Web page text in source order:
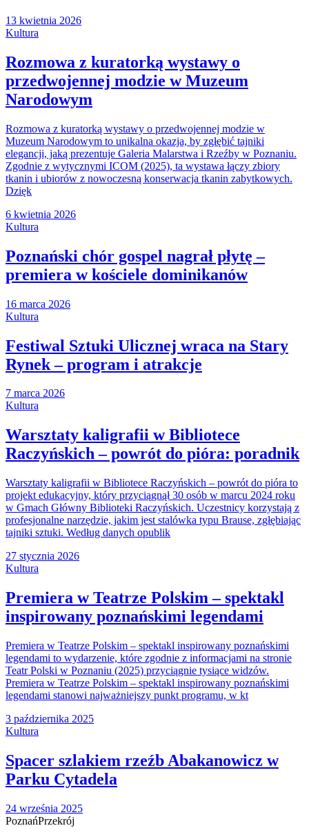
13 kwietnia 2026
Kultura
Rozmowa z kuratorką wystawy o
przedwojennej modzie w Muzeum
Narodowym
Rozmowa z kuratorką wystawy o przedwojennej modzie w
Muzeum Narodowym to unikalna okazja, by zgłębić tajniki
elegancji, jaką prezentuje Galeria Malarstwa i Rzeźby w Poznaniu.
Zgodnie z wytycznymi ICOM (2025), ta wystawa łączy zbiory
tkanin i ubiorów z nowoczesną konserwacja tkanin zabytkowych.
Dzięk
6 kwietnia 2026
Kultura
Poznański chór gospel nagrał płytę –
premiera w kościele dominikanów
16 marca 2026
Kultura
Festiwal Sztuki Ulicznej wraca na Stary
Rynek – program i atrakcje
7 marca 2026
Kultura
Warsztaty kaligrafii w Bibliotece
Raczyńskich – powrót do pióra: poradnik
Warsztaty kaligrafii w Bibliotece Raczyńskich – powrót do pióra to
projekt edukacyjny, który przyciągnął 30 osób w marcu 2024 roku
w Gmach Główny Biblioteki Raczyńskich. Uczestnicy korzystają z
profesjonalne narzędzie, jakim jest stalówka typu Brause, zgłębiając
tajniki sztuki. Według danych opublik
27 stycznia 2026
Kultura
Premiera w Teatrze Polskim – spektakl
inspirowany poznańskimi legendami
Premiera w Teatrze Polskim – spektakl inspirowany poznańskimi
legendami to wydarzenie, które zgodnie z informacjami na stronie
Teatr Polski w Poznaniu (2025) przyciągnie tysiące widzów.
Premiera w Teatrze Polskim – spektakl inspirowany poznańskimi
legendami stanowi najważniejszy punkt programu, w kt
3 października 2025
Kultura
Spacer szlakiem rzeźb Abakanowicz w
Parku Cytadela
24 września 2025
PoznańPrzekrój